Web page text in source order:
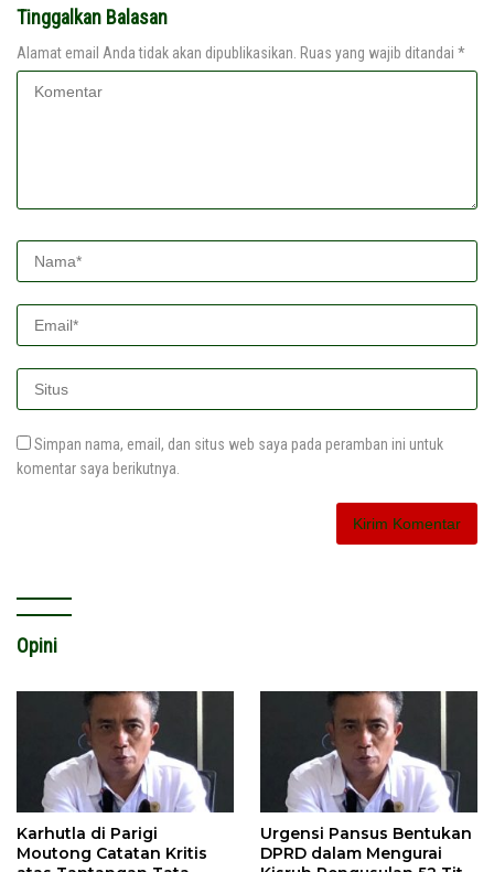
Tinggalkan Balasan
Alamat email Anda tidak akan dipublikasikan. Ruas yang wajib ditandai *
Simpan nama, email, dan situs web saya pada peramban ini untuk
komentar saya berikutnya.
Opini
Karhutla di Parigi
Moutong Catatan Kritis
Urgensi Pansus Bentukan
DPRD dalam Mengurai